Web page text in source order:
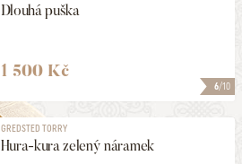
6/10
Dlouhá puška
1 500 Kč
GREDSTED TORRY
Hura-kura zelený náramek